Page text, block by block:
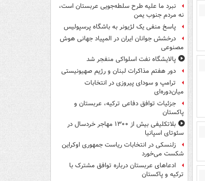
نبرد ما علیه طرح سلطه‌جویی عربستان است،
نه مردم جنوب یمن
پاسخ منفی یک لژیونر به باشگاه پرسپولیس
درخشش جوانان ایران در المپیاد جهانی هوش
مصنوعی
پالایشگاه نفت اسلواکی منفجر شد
دور هفتم مذاکرات لبنان و رژیم صهیونیستی
ترامپ و سودای پیروزی در انتخابات
میان‌دوره‌ای
جزئیات توافق دفاعی ترکیه، عربستان و
پاکستان
بلاتکلیفی بیش از ۱۳۰۰ مهاجر خردسال در
سئوتای اسپانیا
زلنسکی در انتخابات ریاست جمهوری اوکراین
شکست می‌خورد
ادعاهای عربستان درباره توافق مشترک با
ترکیه و پاکستان